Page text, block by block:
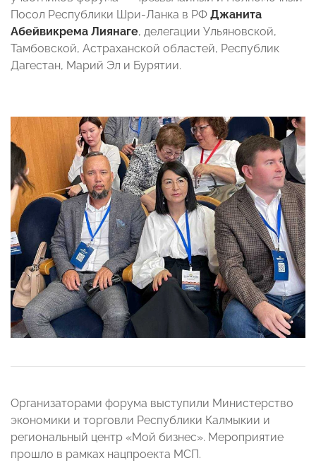
Посол Республики Шри-Ланка в РФ Джанита
Абейвикрема Лиянаге, делегации Ульяновской,
Тамбовской, Астраханской областей, Республик
Дагестан, Марий Эл и Бурятии.
Организаторами форума выступили Министерство
экономики и торговли Республики Калмыкии и
региональный центр «Мой бизнес». Мероприятие
прошло в рамках нацпроекта МСП.